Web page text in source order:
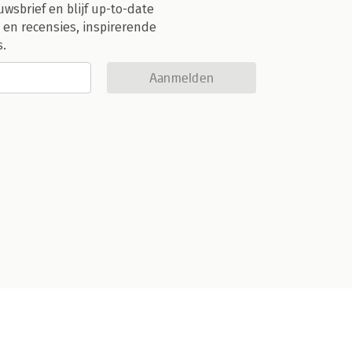
en blijf up-to-date
recensies, inspirerende
Aanmelden